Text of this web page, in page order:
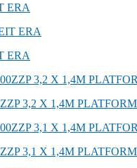
ERA
ERA
3,2 X 1,4M
3,1 X 1,4M